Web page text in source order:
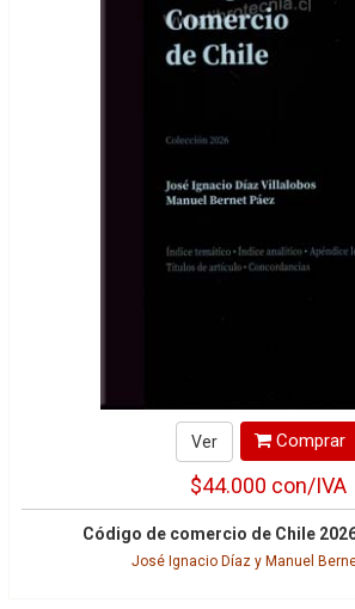
Ver Comprar
$44.000 con/IVA
Código de comercio de Chile
José Ignacio Díaz y Manuel